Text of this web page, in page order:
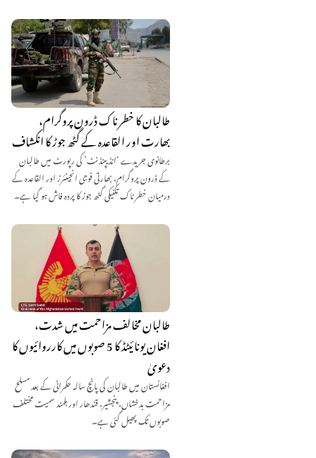
طالبان کا خطرناک ڈرون پروگرام،
بھارت اور القاعدہ کے گٹھ جوڑ کا انکشاف
برطانوی جریدے ‘انڈیپنڈنٹ’ کی رپورٹ میں طالبان
کے ڈرون پروگرام، بھارتی فوجی انجینئرز اور القاعدہ کے
درمیان خطرناک تکنیکی گٹھ جوڑ کا پردہ فاش ہو گیا ہے۔
طالبان مخالف مزاحمت میں شدت،
افغان یونائیٹڈ کا 5 صوبوں میں کارروائیوں کا
دعویٰ
افغانستان میں طالبان کی پانچ سالہ حکمرانی کے بعد مسلح
مزاحمت بدخشاں، پنجشیر، قندھار اور ہلمند سمیت مختلف
صوبوں تک پھیل گئی ہے۔